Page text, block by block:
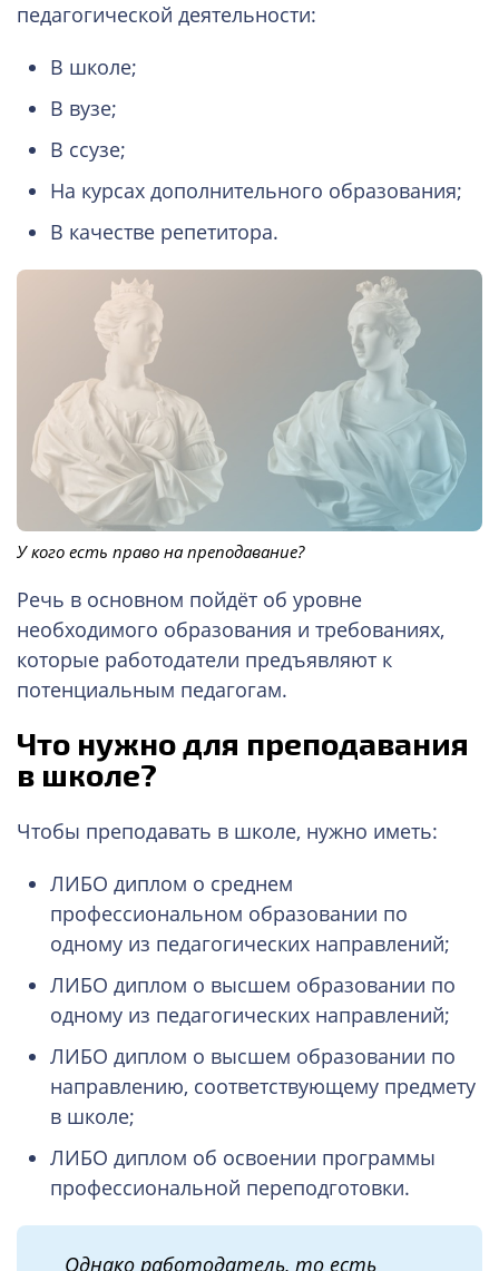
педагогической деятельности:
В школе;
В вузе;
В ссузе;
На курсах дополнительного образования;
В качестве репетитора.
У кого есть право на преподавание?
Речь в основном пойдёт об уровне
необходимого образования и требованиях,
которые работодатели предъявляют к
потенциальным педагогам.
Что нужно для преподавания
в школе?
Чтобы преподавать в школе, нужно иметь:
ЛИБО диплом о среднем
профессиональном образовании по
одному из педагогических направлений;
ЛИБО диплом о высшем образовании по
одному из педагогических направлений;
ЛИБО диплом о высшем образовании по
направлению, соответствующему предмету
в школе;
ЛИБО диплом об освоении программы
профессиональной переподготовки.
Однако работодатель, то есть